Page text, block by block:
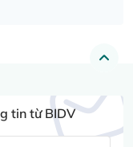
tin từ BIDV